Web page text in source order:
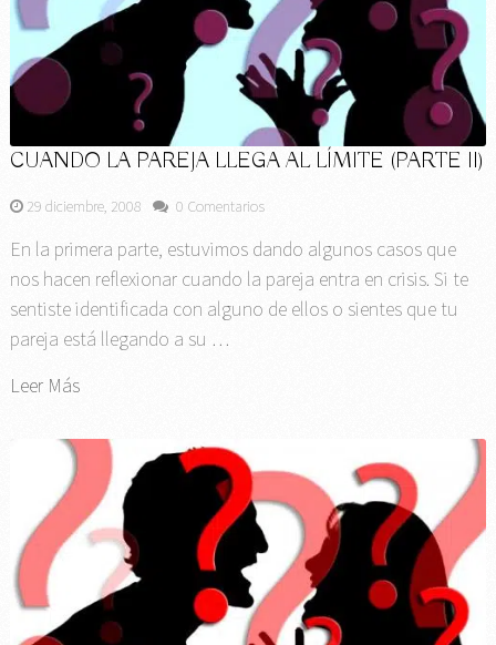
CUANDO LA PAREJA LLEGA AL LÍMITE (PARTE II)
29 diciembre, 2008 0 Comentarios
En la primera parte, estuvimos dando algunos casos que
nos hacen reflexionar cuando la pareja entra en crisis. Si te
sentiste identificada con alguno de ellos o sientes que tu
pareja está llegando a su …
Leer Más